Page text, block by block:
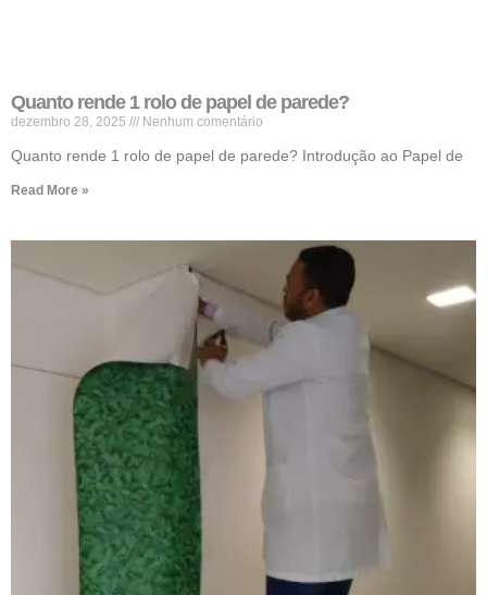
Quanto rende 1 rolo de papel de parede?
dezembro 28, 2025 Nenhum comentário
Quanto rende 1 rolo de papel de parede? Introdução ao Papel de
Read More »